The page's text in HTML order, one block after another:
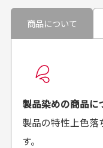
30代男性
良かった！
がとうございます
に梱包されていて
の状態も良好でした
お届け希望日時
ご注文時にご指
商品について
製品染めの商品に
製品の特性上色落
す。